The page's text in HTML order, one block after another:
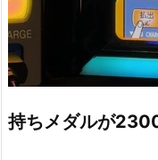
持ちメダルが